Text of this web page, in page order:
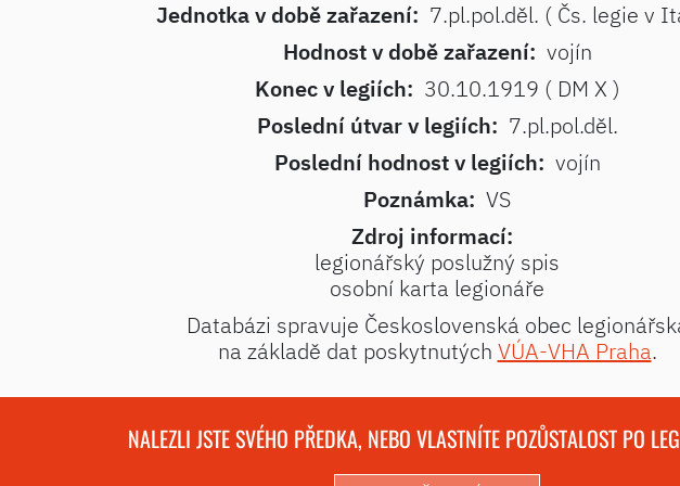
Jednotka v době zařazení: 7.pl.pol.děl. ( Čs. legie v
Hodnost v době zařazení: vojín
Konec v legiích: 30.10.1919 ( DM X )
Poslední útvar v legiích: 7.pl.pol.děl.
Poslední hodnost v legiích: vojín
Poznámka: VS
Zdroj informací:
legionářský poslužný spis
osobní karta legionáře
Databázi spravuje Československá obec
na základě dat poskytnutých VÚA-VHA Praha.
NALEZLI JSTE SVÉHO PŘEDKA, NEBO VLASTNÍTE POZŮSTALOST PO